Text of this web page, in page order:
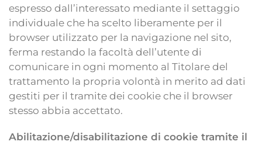
espresso dall’interessato mediante il settaggio
individuale che ha scelto liberamente per il
browser utilizzato per la navigazione nel sito,
ferma restando la facoltà dell’utente di
comunicare in ogni momento al Titolare del
trattamento la propria volontà in merito ad dati
gestiti per il tramite dei cookie che il browser
stesso abbia accettato.
Abilitazione/disabilitazione di cookie tramite il